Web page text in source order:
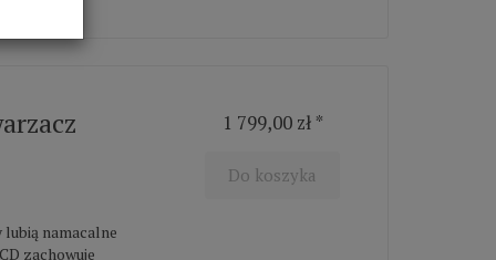
namacalne
zachowuje
1 799,00 zł *
Do koszyka